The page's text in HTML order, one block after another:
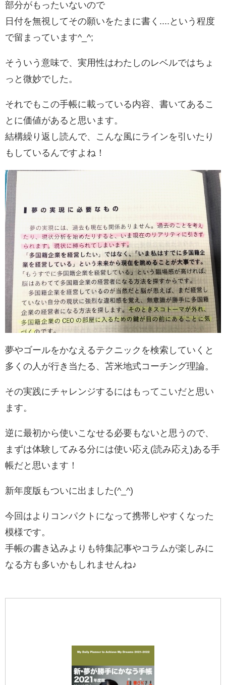
部分がもったいないので
日付を無視してその願いをたまに書く....という程度
で留まっています^_^;
そういう意味で、実用性はわたしのレベルではちょ
っと微妙でした。
それでもこの手帳に載っている内容、書いてあるこ
とに価値があると思います。
結構繰り返し読んで、こんな風にラインを引いたり
もしているんですよね！
夢やゴールをかなえるテクニックを検索していくと
多くの人が行き当たる、苫米地式コーチング理論。
その実践にチャレンジするにはもってこいだと思い
ます。
逆に最初から使いこなせる必要もないと思うので、
まずは体験してみる分には使い応え(読み応え)ある手
帳だと思います！
新年度版もついに出ました(^_^)
今回はよりコンパクトになって携帯しやすくなった
模様です。
手帳の書き込みよりも特集記事やコラムが楽しみに
なる方も多いかもしれませんね♪